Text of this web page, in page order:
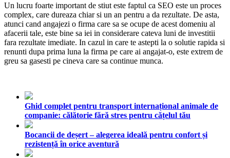
Un lucru foarte important de stiut este faptul ca SEO este un proces
complex, care dureaza chiar si un an pentru a da rezultate. De asta,
atunci cand angajezi o firma care sa se ocupe de acest domeniu al
afacerii tale, este bine sa iei in considerare cateva luni de investitii
fara rezultate imediate. In cazul in care te astepti la o solutie rapida si
renunti dupa prima luna la firma pe care ai angajat-o, este extrem de
greu sa gasesti pe cineva care sa continue munca.
Ghid complet pentru transport internațional animale de
companie: călătorie fără stres pentru cățelul tău
Bocancii de deșert – alegerea ideală pentru confort și
rezistență în orice aventură